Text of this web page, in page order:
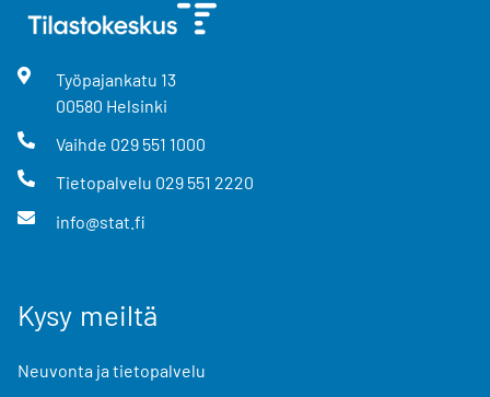
Työpajankatu 13
00580 Helsinki
Vaihde 029 551 1000
Tietopalvelu 029 551 2220
info@stat.fi
Kysy meiltä
Neuvonta ja tietopalvelu